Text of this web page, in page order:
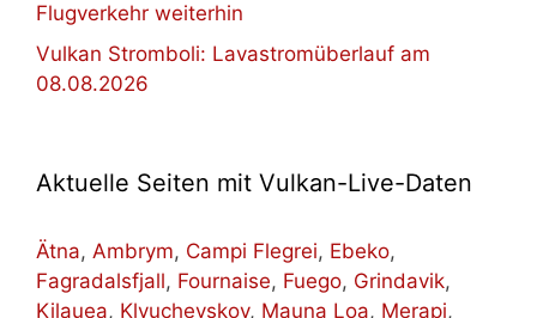
Flugverkehr weiterhin
Vulkan Stromboli: Lavastromüberlauf am
08.08.2026
Aktuelle Seiten mit Vulkan-Live-Daten
Ätna, Ambrym, Campi Flegrei, Ebeko,
Fagradalsfjall, Fournaise, Fuego, Grindavik,
Kilauea, Klyuchevskoy, Mauna Loa, Merapi,